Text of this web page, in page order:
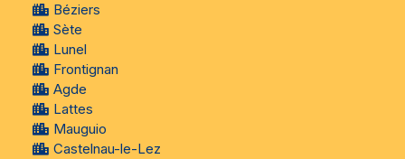
Béziers
Sète
Lunel
Frontignan
Agde
Lattes
Mauguio
Castelnau-le-Lez